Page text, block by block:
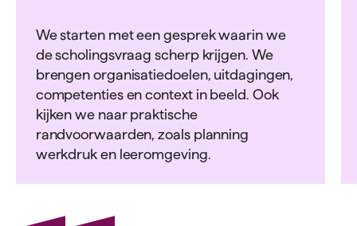
We starten met een gesprek waarin we
de scholingsvraag scherp krijgen. We
brengen organisatiedoelen, uitdagingen,
competenties en context in beeld. Ook
kijken we naar praktische
randvoorwaarden, zoals planning
werkdruk en leeromgeving.